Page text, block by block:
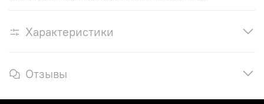
Характеристики
Отзывы